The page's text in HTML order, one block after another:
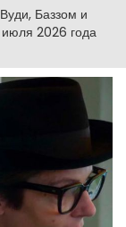
Баззом и
июля 2026 года